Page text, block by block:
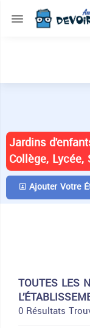
Jardins
Collège, Lycée,
Ajouter Votre
TOUTES LES
0 Résultats